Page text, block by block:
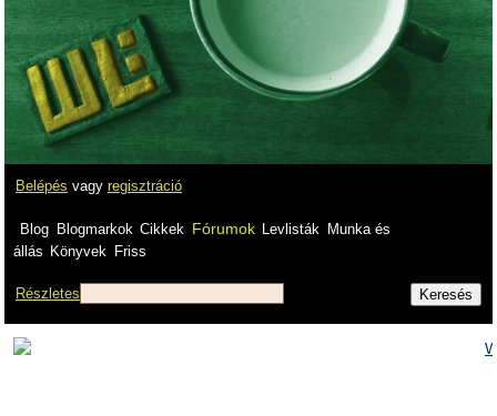
Belépés vagy regisztráció
Blog Blogmarkok Cikkek Fórumok Levlisták
Munka és
állás Könyvek Friss
Részletes